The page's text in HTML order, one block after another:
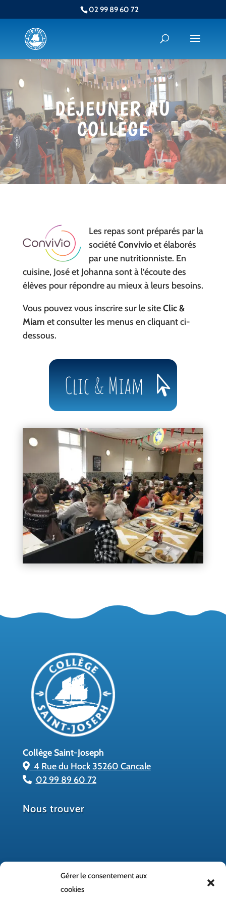
Gérer le consentement aux
cookies
02 99 89 60 72
DÉJEUNER AU
COLLÈGE
Les repas sont préparés par la
sociétéConvivioet élaborés
par une nutritionniste. En
cuisine, José et Johanna sont à l’écoute des
élèves pour répondre au mieux à leurs besoins.
Vous pouvez vous inscrire sur le siteClic &
Miam et consulter les menus en cliquant ci-
dessous.
Clic & Miam
Collège Saint-Joseph
4 Rue du Hock 35260 Cancale
02 99 89 60 72
Nous trouver